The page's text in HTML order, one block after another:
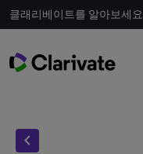
클래리베이트를 알아보세요
chevron_left